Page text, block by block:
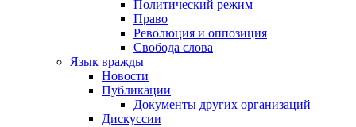
Политический режим
Право
Революция и оппозиция
Свобода слова
Язык вражды
Новости
Публикации
Документы других организаций
Дискуссии